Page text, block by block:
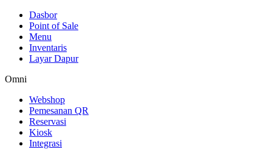
Dasbor
Point of Sale
Menu
Inventaris
Layar Dapur
Omni
Webshop
Pemesanan QR
Reservasi
Kiosk
Integrasi